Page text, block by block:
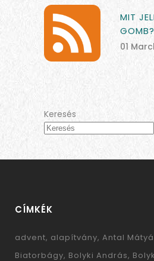
MIT
GOMB?
01
Keresés
CÍMKÉK
advent alapítvány Antal
Biatorbágy Bolyki András